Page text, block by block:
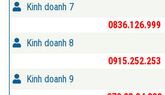
Kinh doanh 7
0836.126.999
Kinh doanh 8
0915.252.253
Kinh doanh 9